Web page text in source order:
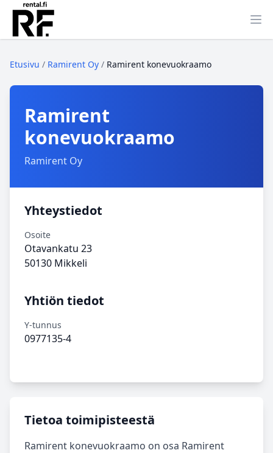
Etusivu / Ramirent Oy / Ramirent konevuokraamo
Ramirent
konevuokraamo
Ramirent Oy
Yhteystiedot
Osoite
Otavankatu 23
50130 Mikkeli
Yhtiön tiedot
Y-tunnus
0977135-4
Tietoa toimipisteestä
Ramirent konevuokraamo on osa Ramirent